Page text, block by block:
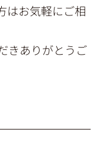
はお気軽にご相
きありがとうご